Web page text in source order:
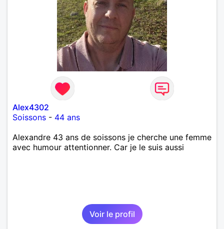
Alex4302
Soissons - 44 ans
Alexandre 43 ans de soissons je cherche une femme
avec humour attentionner. Car je le suis aussi
Voir le profil